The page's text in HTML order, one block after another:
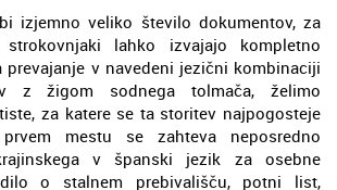
izjemno veliko število dokumentov, za
strokovnjaki lahko izvajajo kompletno
prevajanje v navedeni jezični kombinaciji
z žigom sodnega tolmača, želimo
za katere se ta storitev najpogosteje
mestu se zahteva neposredno
v španski jezik za osebne
o stalnem prebivališču, potni list,